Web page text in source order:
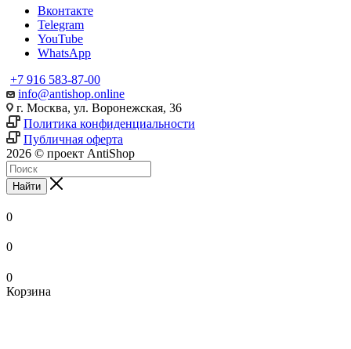
Вконтакте
Telegram
YouTube
WhatsApp
+7 916 583-87-00
info@antishop.online
г. Москва, ул. Воронежская, 36
Политика конфиденциальности
Публичная оферта
2026 © проект AntiShop
Найти
0
0
0
Корзина